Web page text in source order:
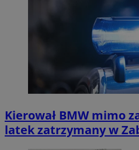
Kierował BMW mimo
latek zatrzymany w